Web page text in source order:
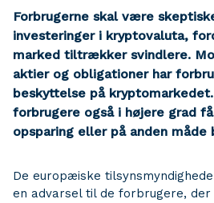
Forbrugerne skal være
investeringer i kryptovaluta,
marked tiltrækker svindlere.
aktier og obligationer har
beskyttelse på
forbrugere også i højere grad
opsparing eller på anden måde
De europæiske
en advarsel til de forbrugere, der